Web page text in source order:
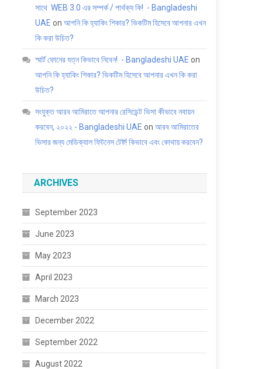
সাথে WEB 3.0 এর সম্পর্ক / পার্থক্য কি! - Bangladeshi
UAE onআপনি কি হ্যাকিং শিকার? ভিকটিম হিসেবে আপনার এখন
কি করা উচিত?
স্মার্ট ফোনের যত্ন কিভাবে নিবেন! - Bangladeshi UAE on
আপনি কি হ্যাকিং শিকার? ভিকটিম হিসেবে আপনার এখন কি করা
উচিত?
সংযুক্ত আরব আমিরাতে আপনার রেসিডেন্ট ভিসা কীভাবে নবায়ন
করবেন, ২০২২ - Bangladeshi UAE onআরব আমিরাতের
ভিসার জন্য মেডিক্যাল ফিটনেস টেষ্ট! কিভাবে এবং কোথায় করবেন?
ARCHIVES
September 2023
June 2023
May 2023
April 2023
March 2023
December 2022
September 2022
August 2022